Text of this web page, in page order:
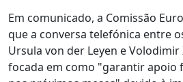
Em comunicado, a Comissão
que a conversa telefónica entre
Ursula von der Leyen e Volodimir
focada em como "garantir apoio